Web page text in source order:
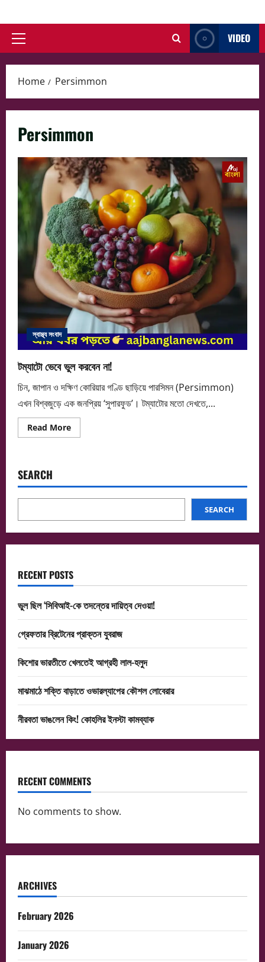
to
contentPrimary
VIDEO
Home Persimmon
Persimmon
স্বাস্থ্য সংবাদ
টম্যাটো ভেবে ভুল করবেন না!
চিন, জাপান ও দক্ষিণ কোরিয়ার গণ্ডি ছাড়িয়ে পারসিমন (Persimmon)
এখন বিশ্বজুড়ে এক জনপ্রিয় ‘সুপারফুড’। টম্যাটোর মতো দেখতে,...
Read MoreRead
more
না!
SEARCH
SEARCH
RECENT POSTS
ভুল ছিল ‘সিবিআই-কে তদন্তের দায়িত্ব দেওয়া!
গ্রেফতার ব্রিটেনের প্রাক্তন যুবরাজ
কিশোর ভারতীতে খেলতেই আগ্রহী লাল-হলুদ
মাঝমাঠে শক্তি বাড়াতে ওভারল্যাপের কৌশল লোবেরার
নীরবতা ভাঙলেন কিং! কোহলির ইনস্টা কামব্যাক
RECENT COMMENTS
No comments to show.
ARCHIVES
February 2026
January 2026